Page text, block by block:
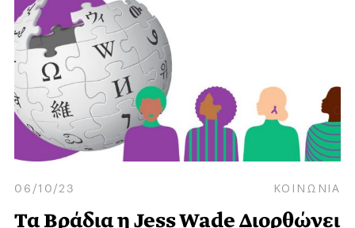
06/10/23 ΚΟΙΝΩΝΙΑ
Τα Βράδια η Jess Wade Διορθώνει